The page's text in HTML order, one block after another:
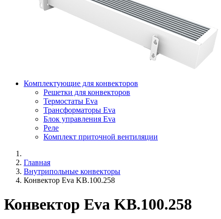
Комплектующие для конвекторов
Решетки для конвекторов
Термостаты Eva
Трансформаторы Eva
Блок управления Eva
Реле
Комплект приточной вентиляции
Главная
Внутрипольные конвекторы
Конвектор Eva KB.100.258
Конвектор Eva KB.100.258